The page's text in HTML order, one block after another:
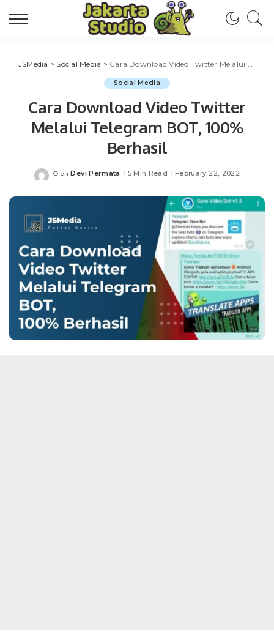
JSMedia > Social Media > Cara Download Video Twitter Melalui Telegram BOT, 100% Berhasil
Social Media
Cara Download Video Twitter
Melalui Telegram BOT, 100%
Berhasil
Posted
Oleh Devi Permata 5 Min Read February 22, 2022